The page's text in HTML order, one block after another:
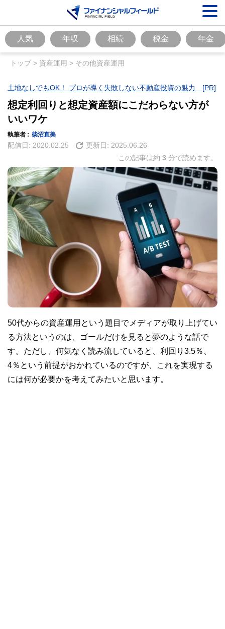
人気 年収 相続 税金 年金
トップ> 資産運用 > その他資産運用
土地なしでもOK！ プロが導く失敗しない不動産投資の魅力 [PR]
想定利回りと想定資産額にこだわらない方が
いいワケ
執筆者 : 柴沼直美
配信日: 2020.02.25 更新日: 2025.06.26
この記事は約 3 分で読めます。
50代からの資産運用という題目でメディアが取り上げてい
る方法というのは、ゴールだけを見ると夢のような話で
す。ただし、何気なく読み流していると、利回り3.5％、
4％という前提がおかれているのですが、これを実現する
には何が必要かを考えてみたいと思います。